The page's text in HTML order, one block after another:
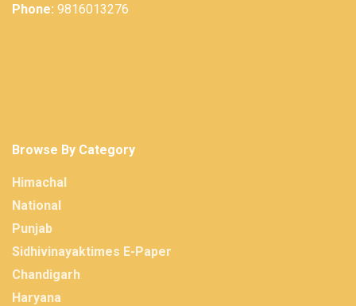
Phone: 9816013276
Browse By Category
Himachal
National
Punjab
Sidhivinayaktimes E-Paper
Chandigarh
Haryana